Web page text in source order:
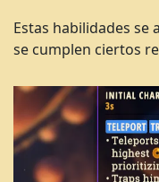
Estas habilidades
se cumplen ciertos